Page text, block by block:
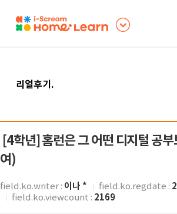
리얼후기 .
[4학년] 홈런은 그 어떤 디지털 공
여)
field.ko.writer : 이나 * field.ko.regdate :
field.ko.viewcount : 2169